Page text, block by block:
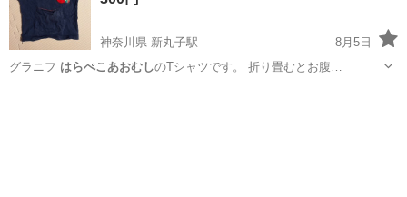
神奈川県 新丸子駅
8月5日
グラニフ はらぺこあおむしのTシャツです。 折り畳むとお腹…